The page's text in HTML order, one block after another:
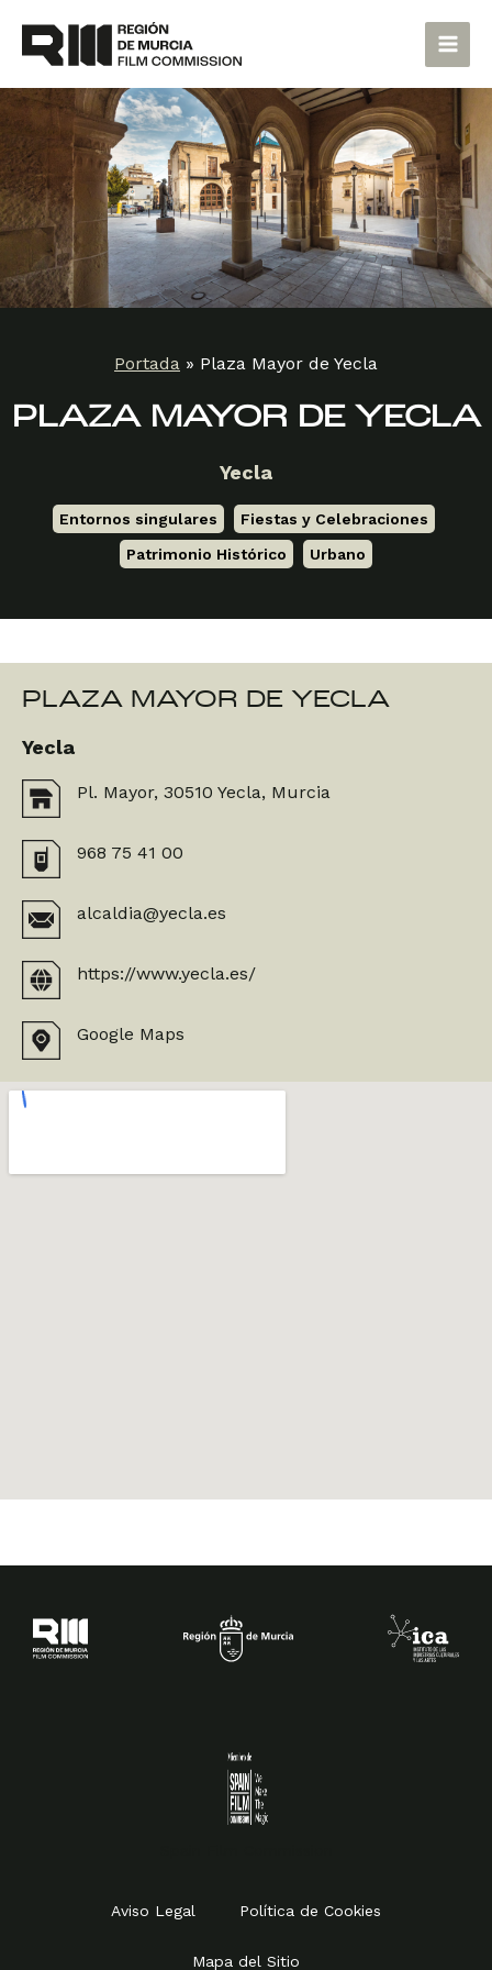
contenido
Main
Portada » Plaza Mayor de Yecla
PLAZA MAYOR DE YECLA
Yecla
Entornos singulares Fiestas y Celebraciones
Patrimonio Histórico
Urbano
PLAZA MAYOR DE YECLA
Yecla
Pl. Mayor, 30510 Yecla, Murcia
968 75 41 00
alcaldia@yecla.es
https://www.yecla.es/
Google Maps
Aviso Legal Política de Cookies
Mapa del Sitio